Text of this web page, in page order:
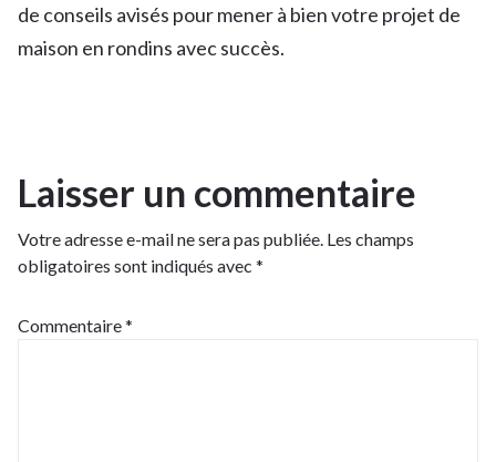
de conseils avisés pour mener à bien votre projet de
maison en rondins avec succès.
Laisser un commentaire
Votre adresse e-mail ne sera pas publiée. Les champs
obligatoires sont indiqués avec *
Commentaire*